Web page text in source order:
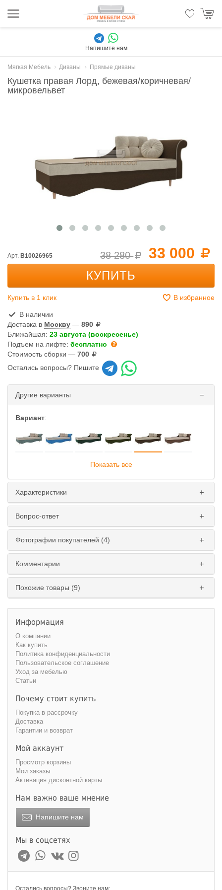
Напишите нам
Мягкая Мебель Диваны Прямые диваны
Кушетка правая Лорд, бежевая/коричневая/
микровельвет
33 000
38 280
Арт. B10026965
КУПИТЬ
Купить в 1 клик В избранное
В наличии
Доставка в Москву — 890
Ближайшая: 23 августа (воскресенье)
Подъем на лифте: бесплатно
Стоимость сборки — 700
Остались вопросы? Пишите
Другие варианты
Вариант:
Исполнение:
правое
Показать все
Характеристики
Вопрос-ответ
Фотографии покупателей (4)
Комментарии
Похожие товары (9)
Информация
О компании
Как купить
Политика конфиденциальности
Пользовательское соглашение
Уход за мебелью
Статьи
Почему стоит купить
Покупка в рассрочку
Доставка
Гарантии и возврат
Мой аккаунт
Просмотр корзины
Мои заказы
Активация дисконтной карты
Нам важно ваше мнение
Напишите нам
Мы в соцсетях